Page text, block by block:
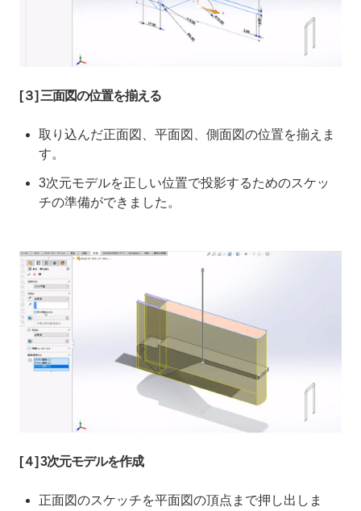
[３] 三面図の位置を揃える
取り込んだ正面図、平面図、側面図の位置を揃えま
す。
3次元モデルを正しい位置で投影するためのスケッ
チの準備ができました。
[４] 3次元モデルを作成
正面図のスケッチを平面図の頂点まで押し出しま